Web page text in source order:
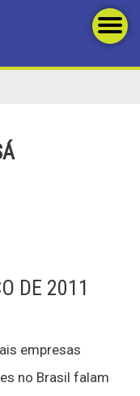
DE 2011
empresas
no Brasil falam